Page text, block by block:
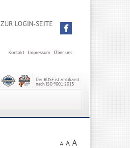
ZUR LOGIN-SEITE
Über uns
Impressum
Kontakt
Der BDSF ist zertifiziert
nach ISO 9001:2015
A A A